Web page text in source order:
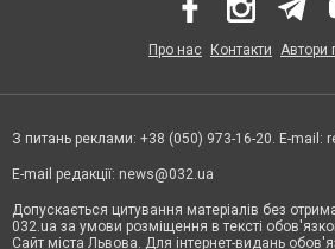
Про нас Контакти Автори
З питань реклами: +38 (050) 973-16-20. E-mail:
E-mail редакції: news@032.ua
Допускається цитування матеріалів без
032.ua за умови розміщення в тексті
Сайт міста Львова. Для інтернет-видань